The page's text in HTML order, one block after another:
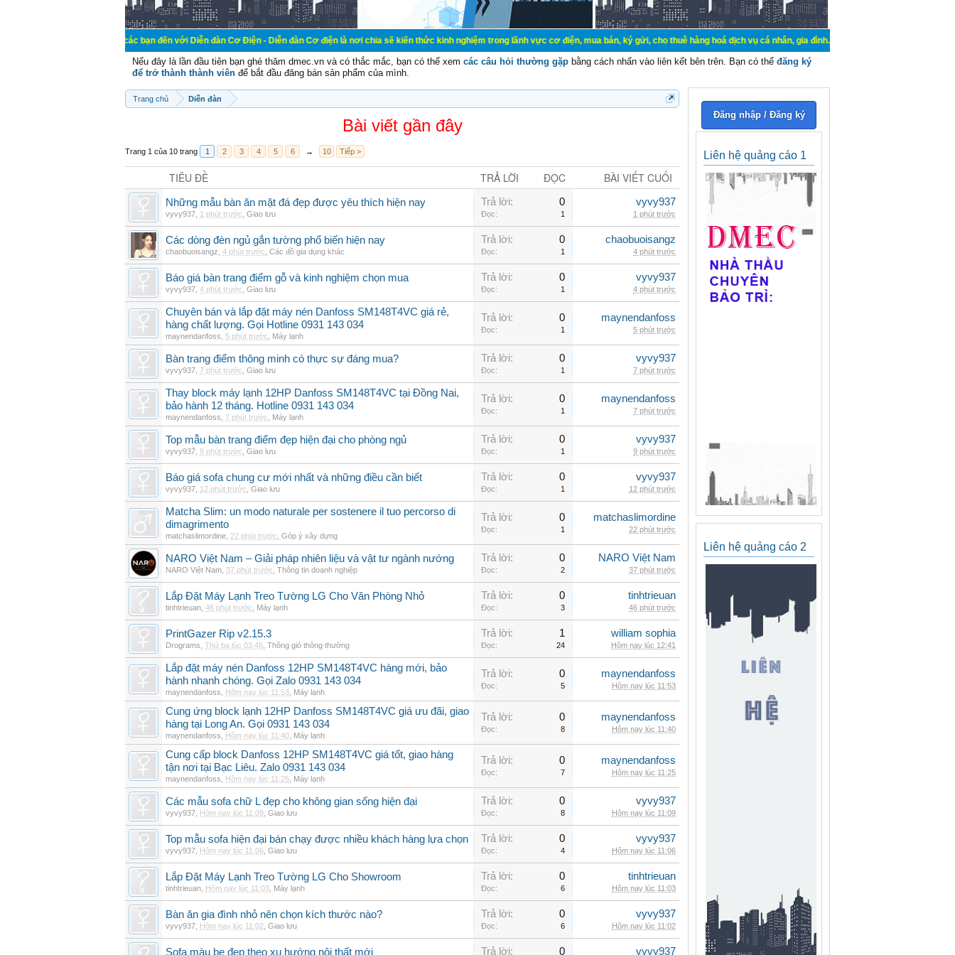
Chào mừng các bạn đến với Diễn đàn Cơ Điện - Diễn đàn Cơ điện là nơi chia sẽ kiến thức kinh nghiệm trong lãnh vực cơ điện, mua bán, ký gửi, cho thuê hàng hoá dịch vụ cá nhân, gia đình. Mua bán, ký gửi, cho thuê thiết bị hệ
Nếu đây là lần đầu tiên bạn ghé thăm dmec.vn và có thắc mắc, bạn có thể xem các câu hỏi thường gặp bằng cách nhấn vào liên kết bên trên. Bạn có thể đăng ký
để trở thành thành viên để bắt đầu đăng bán sản phẩm của mình.
Trang chủ Diễn đàn
Bài viết gần đây
Trang 1 của 10 trang 1 2 3 4 5 6 → 10 Tiếp >
TIÊU ĐỀ TRẢ LỜI ĐỌC BÀI VIẾT CUỐI
Những mẫu bàn ăn mặt đá đẹp được yêu thích hiện nay
vyvy937 1 phút trước Giao lưu
Trả lời: 0
Đọc: 1
vyvy937
1 phút trước
Các dòng đèn ngủ gắn tường phổ biến hiện nay
chaobuoisangz 4 phút trước Các đồ gia dụng khác
Trả lời: 0
Đọc: 1
chaobuoisangz
4 phút trước
Báo giá bàn trang điểm gỗ và kinh nghiệm chọn mua
vyvy937 4 phút trước Giao lưu
Trả lời: 0
Đọc: 1
vyvy937
4 phút trước
Chuyên bán và lắp đặt máy nén Danfoss SM148T4VC giá rẻ,
hàng chất lượng. Gọi Hotline 0931 143 034
maynendanfoss 5 phút trước Máy lạnh
Trả lời: 0
Đọc: 1
maynendanfoss
5 phút trước
Bàn trang điểm thông minh có thực sự đáng mua?
vyvy937 7 phút trước Giao lưu
Trả lời: 0
Đọc: 1
vyvy937
7 phút trước
Thay block máy lạnh 12HP Danfoss SM148T4VC tại Đồng Nai,
bảo hành 12 tháng. Hotline 0931 143 034
maynendanfoss 7 phút trước Máy lạnh
Trả lời: 0
Đọc: 1
maynendanfoss
7 phút trước
Top mẫu bàn trang điểm đẹp hiện đại cho phòng ngủ
vyvy937 9 phút trước Giao lưu
Trả lời: 0
Đọc: 1
vyvy937
9 phút trước
Báo giá sofa chung cư mới nhất và những điều cần biết
vyvy937 12 phút trước Giao lưu
Trả lời: 0
Đọc: 1
vyvy937
12 phút trước
Matcha Slim: un modo naturale per sostenere il tuo percorso di
dimagrimento
matchaslimordine 22 phút trước Góp ý xây dựng
Trả lời: 0
Đọc: 1
matchaslimordine
22 phút trước
NARO Việt Nam – Giải pháp nhiên liệu và vật tư ngành nướng
NARO Việt Nam 37 phút trước Thông tin doanh nghiệp
Trả lời: 0
Đọc: 2
NARO Việt Nam
37 phút trước
Lắp Đặt Máy Lạnh Treo Tường LG Cho Văn Phòng Nhỏ
tinhtrieuan 46 phút trước Máy lạnh
Trả lời: 0
Đọc: 3
tinhtrieuan
46 phút trước
PrintGazer Rip v2.15.3
Drograms Thứ ba lúc 03:46 Thông gió thông thường
Trả lời: 1
Đọc: 24
william sophia
Hôm nay lúc 12:41
Lắp đặt máy nén Danfoss 12HP SM148T4VC hàng mới, bảo
hành nhanh chóng. Gọi Zalo 0931 143 034
maynendanfoss Hôm nay lúc 11:53 Máy lạnh
Trả lời: 0
Đọc: 5
maynendanfoss
Hôm nay lúc 11:53
Cung ứng block lạnh 12HP Danfoss SM148T4VC giá ưu đãi, giao
hàng tại Long An. Gọi 0931 143 034
maynendanfoss Hôm nay lúc 11:40 Máy lạnh
Trả lời: 0
Đọc: 8
maynendanfoss
Hôm nay lúc 11:40
Cung cấp block Danfoss 12HP SM148T4VC giá tốt, giao hàng
tận nơi tại Bạc Liêu. Zalo 0931 143 034
maynendanfoss Hôm nay lúc 11:25 Máy lạnh
Trả lời: 0
Đọc: 7
maynendanfoss
Hôm nay lúc 11:25
Các mẫu sofa chữ L đẹp cho không gian sống hiện đại
vyvy937 Hôm nay lúc 11:09 Giao lưu
Trả lời: 0
Đọc: 8
vyvy937
Hôm nay lúc 11:09
Top mẫu sofa hiện đại bán chạy được nhiều khách hàng lựa chọn
vyvy937 Hôm nay lúc 11:06 Giao lưu
Trả lời: 0
Đọc: 4
vyvy937
Hôm nay lúc 11:06
Lắp Đặt Máy Lạnh Treo Tường LG Cho Showroom
tinhtrieuan Hôm nay lúc 11:03 Máy lạnh
Trả lời: 0
Đọc: 6
tinhtrieuan
Hôm nay lúc 11:03
Bàn ăn gia đình nhỏ nên chọn kích thước nào?
vyvy937 Hôm nay lúc 11:02 Giao lưu
Trả lời: 0
Đọc: 6
vyvy937
Hôm nay lúc 11:02
Sofa màu be đẹp theo xu hướng nội thất mới Trả lời: 0 vyvy937
Đăng nhập / Đăng ký
Liên hệ quảng cáo 1
Liên hệ quảng cáo 2